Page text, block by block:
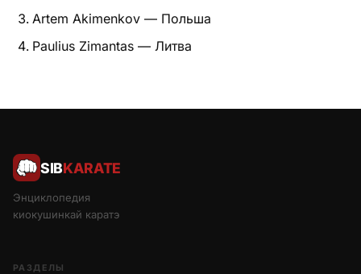
Artem Akimenkov — Польша
Paulius Zimantas — Литва
SIBKARATE
Энциклопедия
киокушинкай каратэ
РАЗДЕЛЫ